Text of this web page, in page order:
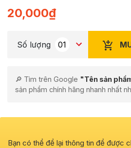
20,000₫
Số lượng
🔎 Tìm trên Google "Tên sản
sản phẩm chính hãng nhanh nhất
Bạn có thể để lại thông tin để được